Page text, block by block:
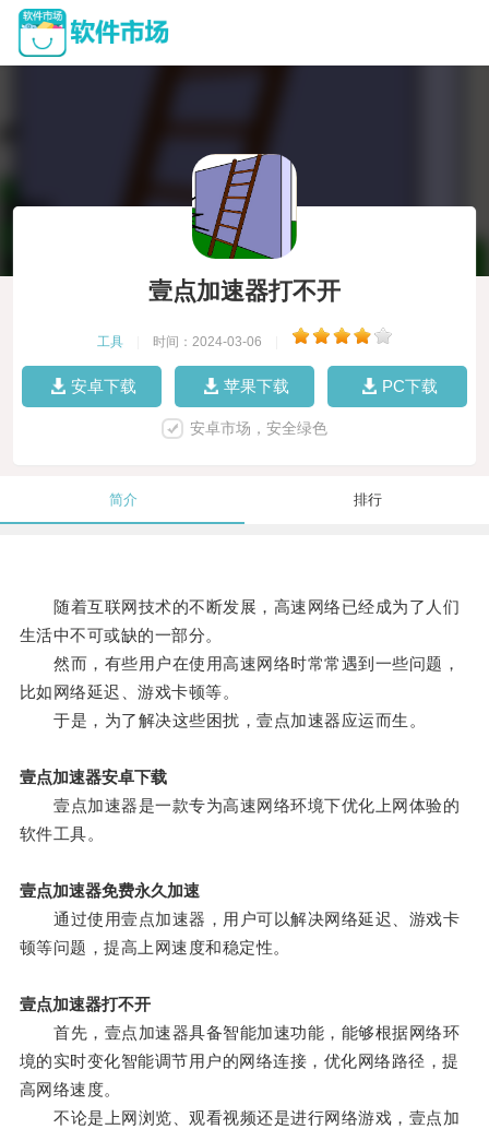
壹点加速器打不开
工具 时间：2024-03-06
安卓下载 苹果下载 PC下载
安卓市场，安全绿色
简介 排行
随着互联网技术的不断发展，高速网络已经成为了人们
生活中不可或缺的一部分。
然而，有些用户在使用高速网络时常常遇到一些问题，
比如网络延迟、游戏卡顿等。
于是，为了解决这些困扰，壹点加速器应运而生。
壹点加速器安卓下载
壹点加速器是一款专为高速网络环境下优化上网体验的
软件工具。
壹点加速器免费永久加速
通过使用壹点加速器，用户可以解决网络延迟、游戏卡
顿等问题，提高上网速度和稳定性。
壹点加速器打不开
首先，壹点加速器具备智能加速功能，能够根据网络环
境的实时变化智能调节用户的网络连接，优化网络路径，提
高网络速度。
不论是上网浏览、观看视频还是进行网络游戏，壹点加